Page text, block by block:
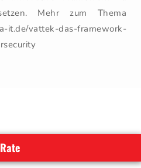
Mehr zum Thema
vattek-das-framework-